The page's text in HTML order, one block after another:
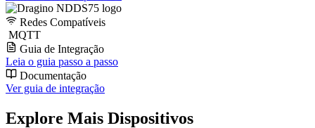
Redes Compatíveis
MQTT
Guia de Integração
Leia o guia passo a passo
Documentação
Ver guia de integração
Explore Mais Dispositivos